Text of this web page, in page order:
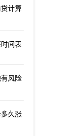
计算
间表
风险
久涨